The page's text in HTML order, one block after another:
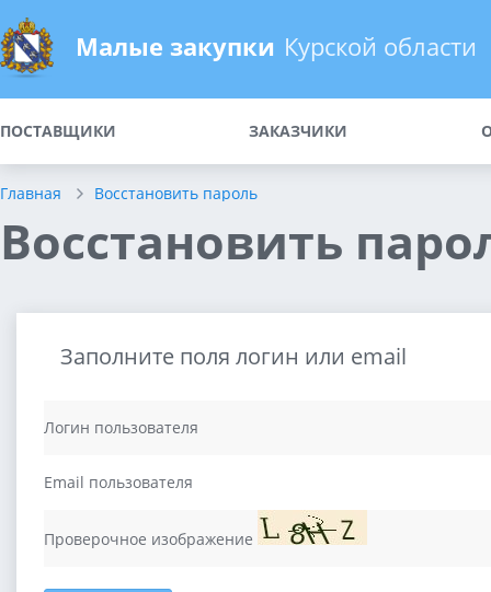
Малые закупки Курской области
ПОСТАВЩИКИ ЗАКАЗЧИКИ
Главная Восстановить пароль
Восстановить
Заполните поля логин или email
Логин пользователя
Email пользователя
Проверочное изображение